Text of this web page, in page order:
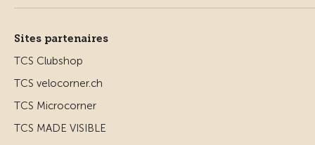
Sites partenaires
TCS Clubshop
TCS velocorner.ch
TCS Microcorner
TCS MADE VISIBLE